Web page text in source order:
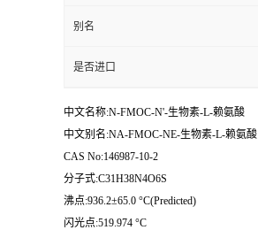
别名
是否进口
中文名称:N-FMOC-N'-生物素-L-赖氨酸
中文别名:NΑ-FMOC-NΕ-生物素-L-赖氨酸
CAS No:146987-10-2
分子式:C31H38N4O6S
沸点:936.2±65.0 °C(Predicted)
闪光点:519.974 °C